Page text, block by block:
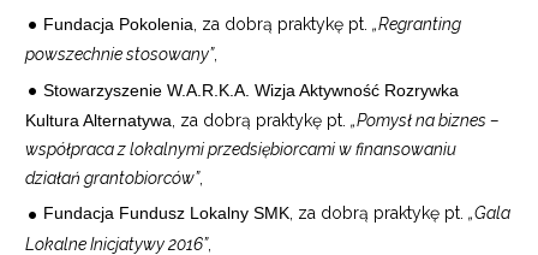
Fundacja Pokolenia , za dobrą praktykę pt.„Regranting
powszechnie stosowany”,
Stowarzyszenie W.A.R.K.A. Wizja Aktywność Rozrywka
Kultura Alternatywa , za dobrą praktykę pt. „Pomysł na biznes –
współpraca z lokalnymi przedsiębiorcami w finansowaniu
działań grantobiorców”,
Fundacja Fundusz Lokalny SMK , za dobrą praktykę pt.„Gala
Lokalne Inicjatywy 2016”,